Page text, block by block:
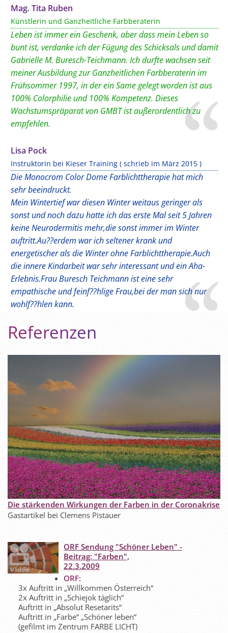
Mag. Tita Ruben
Künstlerin und Ganzheitliche Farbberaterin
Leben ist immer ein Geschenk, aber dass mein Leben so
bunt ist, verdanke ich der Fügung des Schicksals und damit
Gabrielle M. Buresch-Teichmann. Ich durfte wachsen seit
meiner Ausbildung zur Ganzheitlichen Farbberaterin im
Frühsommer 1997, in der ein Same gelegt worden ist aus
100% Colorphilie und 100% Kompetenz. Dieses
Wachstumspräparat von GMBT ist außerordentlich zu
empfehlen.
Lisa Pock
Instruktorin bei Kieser Training ( schrieb im März 2015 )
Die Monocrom Color Dome Farblichttherapie hat mich
sehr beeindruckt.
Mein Wintertief war diesen Winter weitaus geringer als
sonst und noch dazu hatte ich das erste Mal seit 5 Jahren
keine Neurodermitis mehr,die sonst immer im Winter
auftritt.Au??erdem war ich seltener krank und
energetischer als die Winter ohne Farblichttherapie.Auch
die innere Kindarbeit war sehr interessant und ein Aha-
Erlebnis.Frau Buresch Teichmann ist eine sehr
empathische und feinf??hlige Frau,bei der man sich nur
wohlf??hlen kann.
Referenzen
Die stärkenden Wirkungen der Farben in der Coronakrise
Gastartikel bei Clemens Pistauer
ORF Sendung "Schöner Leben" -
Beitrag: "Farben",
22.3.2009
ORF:
3x Auftritt in „Willkommen Österreich“
2x Auftritt in „Schiejok täglich“
Auftritt in „Absolut Resetarits“
Auftritt in „Farbe“ „Schöner leben“
(gefilmt im Zentrum FARBE LICHT)